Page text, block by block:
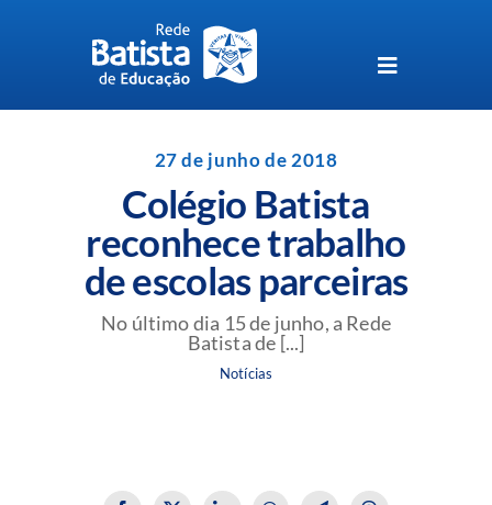
Toggle
Navigation
Perguntas Frequentes
Blog da Rede Batista
27 de junho de 2018
Colégio Batista
reconhece trabalho
de escolas parceiras
No último dia 15 de junho, a Rede
Batista de [...]
Notícias